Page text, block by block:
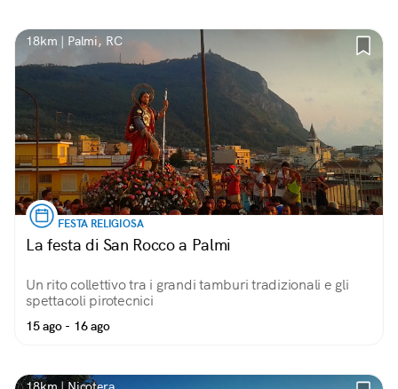
18km | Palmi, RC
FESTA RELIGIOSA
La festa di San Rocco a Palmi
Un rito collettivo tra i grandi tamburi tradizionali e gli
spettacoli pirotecnici
15 ago - 16 ago